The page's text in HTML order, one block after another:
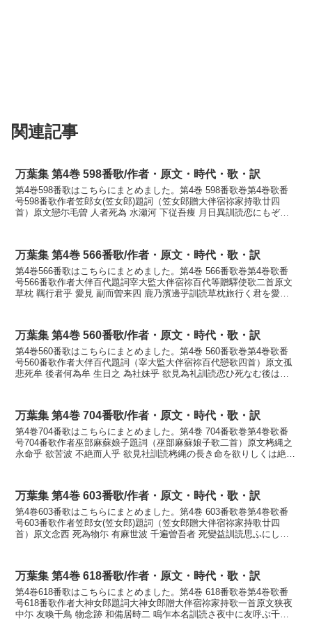
関連記事
万葉集 第4巻 598番歌/作者・原文・時代・歌・訳
第4巻598番歌はこちらにまとめました。第4巻 598番歌巻第4巻歌番
号598番歌作者笠郎女(笠女郎)題詞（笠女郎贈大伴宿祢家持歌廿四
首）原文戀尓毛曽 人者死為 水瀬河 下従吾痩 月日異訓読恋にもぞ人
万葉集 第4巻 566番歌/作者・原文・時代・歌・訳
第4巻566番歌はこちらにまとめました。第4巻 566番歌巻第4巻歌番
号566番歌作者大伴百代題詞宰大監大伴宿祢百代等贈驛使歌二首原文
草枕 羈行君乎 愛見 副而曽来四 鹿乃濱邊乎訓読草枕旅行く君を愛し
万葉集 第4巻 560番歌/作者・原文・時代・歌・訳
第4巻560番歌はこちらにまとめました。第4巻 560番歌巻第4巻歌番
号560番歌作者大伴百代題詞（宰大監大伴宿祢百代戀歌四首）原文孤
悲死牟 後者何為牟 生日之 為社妹乎 欲見為礼訓読恋ひ死なむ後は何
万葉集 第4巻 704番歌/作者・原文・時代・歌・訳
第4巻704番歌はこちらにまとめました。第4巻 704番歌巻第4巻歌番
号704番歌作者巫部麻蘇娘子題詞（巫部麻蘇娘子歌二首）原文栲縄之
永命乎 欲苦波 不絶而人乎 欲見社訓読栲縄の長き命を欲りしくは絶え
万葉集 第4巻 603番歌/作者・原文・時代・歌・訳
第4巻603番歌はこちらにまとめました。第4巻 603番歌巻第4巻歌番
号603番歌作者笠郎女(笠女郎)題詞（笠女郎贈大伴宿祢家持歌廿四
首）原文念西 死為物尓 有麻世波 千遍曽吾者 死變益訓読思ふにし死
万葉集 第4巻 618番歌/作者・原文・時代・歌・訳
第4巻618番歌はこちらにまとめました。第4巻 618番歌巻第4巻歌番
号618番歌作者大神女郎題詞大神女郎贈大伴宿祢家持歌一首原文狭夜
中尓 友喚千鳥 物念跡 和備居時二 鳴乍本名訓読さ夜中に友呼ぶ千鳥